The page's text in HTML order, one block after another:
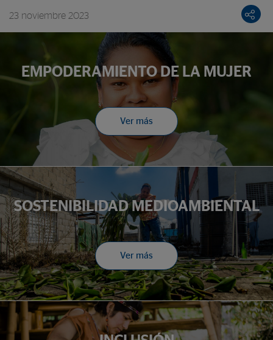
23 noviembre 2023
EMPODERAMIENTO DE LA MUJER
Ver más
SOSTENIBILIDAD MEDIOAMBIENTAL
Ver más